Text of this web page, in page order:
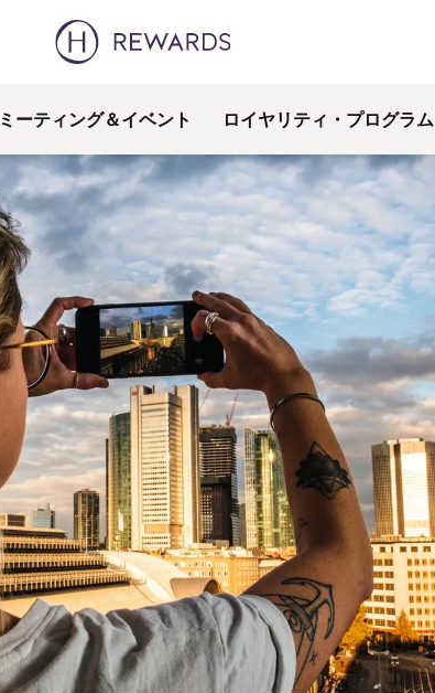
ミーティング＆イベント ロイヤリティ・プログラム